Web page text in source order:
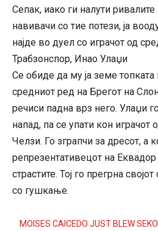
Сепак, иако ги налути ривалите
навивачи со тие потези, ја
најде во дуел со играчот од
Трабзонспор, Инао Улаџи
Се обиде да му ја земе топката
средниот ред на Брегот на
речиси падна врз него. Улаџи
напад, па се упати кон играчот
Челзи. Го зграпчи за дресот, а
репрезентативецот на
страстите. Тој го прегрна
со гушкање.
MOISES CAICEDO JUST BLEW